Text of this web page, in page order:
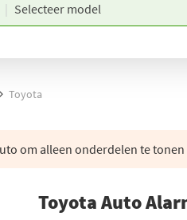
Selecteer model
Toyota
om alleen onderdelen te
Toyota Auto